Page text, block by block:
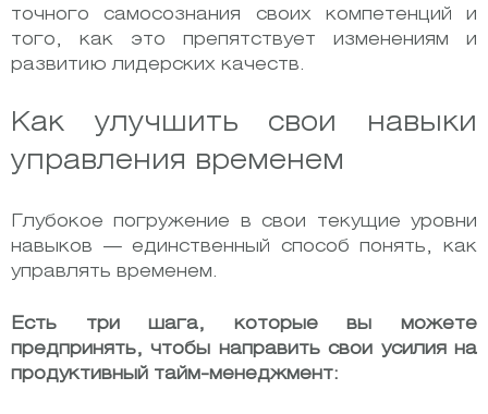
точного самосознания своих компетенций и
того, как это препятствует изменениям и
развитию лидерских качеств.
Как улучшить свои навыки
управления временем
Глубокое погружение в свои текущие уровни
навыков — единственный способ понять, как
управлять временем.
Есть три шага, которые вы можете
предпринять, чтобы направить свои усилия на
продуктивный тайм-менеджмент: